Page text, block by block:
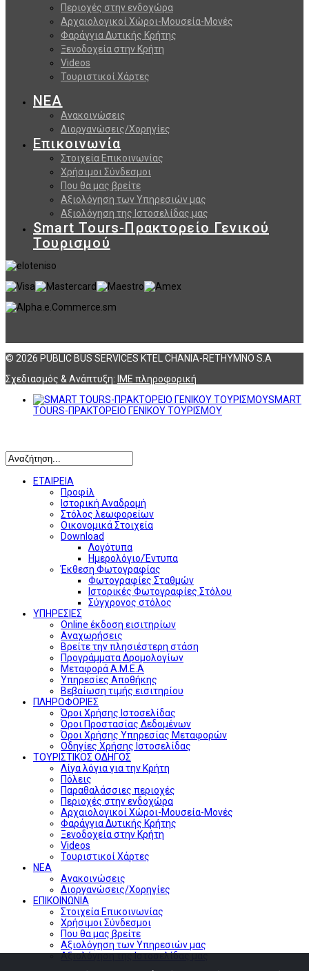
Περιοχές στην ενδοχώρα
Αρχαιολογικοί Χώροι-Μουσεία-Μονές
Φαράγγια Δυτικής Κρήτης
Ξενοδοχεία στην Κρήτη
Videos
Τουριστικοί Χάρτες
ΝΕΑ
Ανακοινώσεις
Διοργανώσεις/Χορηγίες
Επικοινωνία
Στοιχεία Επικοινωνίας
Χρήσιμοι Σύνδεσμοι
Που θα μας βρείτε
Αξιολόγηση των Υπηρεσιών μας
Αξιολόγηση της Ιστοσελίδας μας
Smart Tours-Πρακτορείο Γενικού
Τουρισμού
© 2026 PUBLIC BUS SERVICES KTEL CHANIA-RETHYMNO S.A
Σχεδιασμός & Ανάπτυξη: ΙΜΕ πληροφορική
SMART
TOURS-ΠΡΑΚΤΟΡΕΙΟ ΓΕΝΙΚΟΥ ΤΟΥΡΙΣΜΟΥ
ΕΤΑΙΡΕΙΑ
Προφίλ
Ιστορική Αναδρομή
Στόλος λεωφορείων
Οικονομικά Στοιχεία
Download
Λογότυπα
Ημερολόγιο/Έντυπα
Έκθεση Φωτογραφίας
Φωτογραφίες Σταθμών
Ιστορικές Φωτογραφίες Στόλου
Σύγχρονος στόλος
ΥΠΗΡΕΣΙΕΣ
Online έκδοση εισιτηρίων
Αναχωρήσεις
Βρείτε την πλησιέστερη στάση
Προγράμματα Δρομολογίων
Μεταφορά Α.Μ.Ε.Α
Υπηρεσίες Αποθήκης
Βεβαίωση τιμής εισιτηρίου
ΠΛΗΡΟΦΟΡΙΕΣ
Όροι Χρήσης Ιστοσελίδας
Όροι Προστασίας Δεδομένων
Όροι Χρήσης Υπηρεσίας Μεταφορών
Οδηγίες Χρήσης Ιστοσελίδας
ΤΟΥΡΙΣΤΙΚΟΣ ΟΔΗΓΟΣ
Λίγα λόγια για την Κρήτη
Πόλεις
Παραθαλάσσιες περιοχές
Περιοχές στην ενδοχώρα
Αρχαιολογικοί Χώροι-Μουσεία-Μονές
Φαράγγια Δυτικής Κρήτης
Ξενοδοχεία στην Κρήτη
Videos
Τουριστικοί Χάρτες
ΝΕΑ
Ανακοινώσεις
Διοργανώσεις/Χορηγίες
ΕΠΙΚΟΙΝΩΝΙΑ
Στοιχεία Επικοινωνίας
Χρήσιμοι Σύνδεσμοι
Που θα μας βρείτε
Αξιολόγηση των Υπηρεσιών μας
Αξιολόγηση της Ιστοσελίδας μας